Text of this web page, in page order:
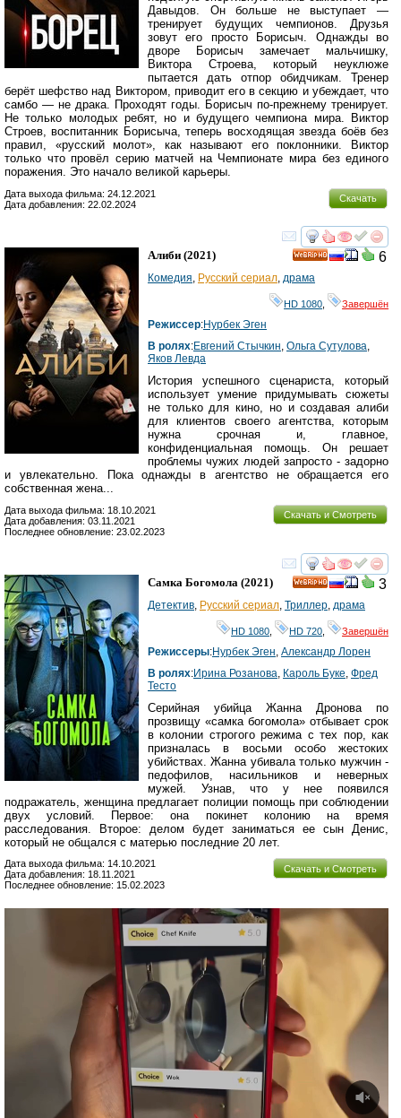
Давыдов. Он больше не выступает —
тренирует будущих чемпионов. Друзья
зовут его просто Борисыч. Однажды во
дворе Борисыч замечает мальчишку,
Виктора Строева, который неуклюже
пытается дать отпор обидчикам. Тренер
берёт шефство над Виктором, приводит его в секцию и убеждает, что
самбо — не драка. Проходят годы. Борисыч по-прежнему тренирует.
Не только молодых ребят, но и будущего чемпиона мира. Виктор
Строев, воспитанник Борисыча, теперь восходящая звезда боёв без
правил, «русский молот», как называют его поклонники. Виктор
только что провёл серию матчей на Чемпионате мира без единого
поражения. Это начало великой карьеры.
Скачать
Дата выхода фильма: 24.12.2021
Дата добавления: 22.02.2024
смотреть
6
Алиби (2021)
Комедия, Русский сериал, драма
HD 1080 Завершён
Режиссер:Нурбек Эген
В ролях:Евгений Стычкин, Ольга Сутулова,
Яков Левда
История успешного сценариста, который
использует умение придумывать сюжеты
не только для кино, но и создавая алиби
для клиентов своего агентства, которым
нужна срочная и, главное,
конфиденциальная помощь. Он решает
проблемы чужих людей запросто - задорно
и увлекательно. Пока однажды в агентство не обращается его
собственная жена...
Скачать и Смотреть
Дата выхода фильма: 18.10.2021
Дата добавления: 03.11.2021
Последнее обновление: 23.02.2023
смотреть
3
Самка Богомола (2021)
Детектив Русский сериал Триллер драма
HD 1080 HD 720 Завершён
Режиссеры:Нурбек Эген Александр Лорен
В ролях:Ирина Розанова Кароль Буке Фред
Тесто
Серийная убийца Жанна Дронова по
прозвищу «самка богомола» отбывает срок
в колонии строгого режима с тех пор, как
призналась в восьми особо жестоких
убийствах. Жанна убивала только мужчин -
педофилов, насильников и неверных
мужей. Узнав, что у нее появился
подражатель, женщина предлагает полиции помощь при соблюдении
двух условий. Первое: она покинет колонию на время
расследования. Второе: делом будет заниматься ее сын Денис,
который не общался с матерью последние 20 лет.
Скачать и Смотреть
Дата выхода фильма: 14.10.2021
Дата добавления: 18.11.2021
Последнее обновление: 15.02.2023